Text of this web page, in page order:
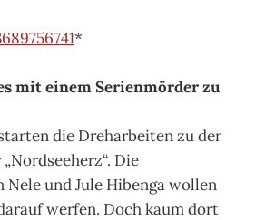
*
mit einem Serienmörder zu
die Dreharbeiten zu der
Die
und Jule Hibenga wollen
werfen. Doch kaum dort